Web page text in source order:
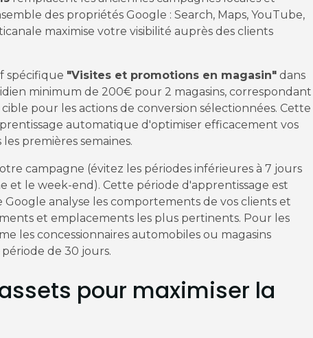
des propriétés Google : Search, Maps, YouTube,
maximise votre visibilité auprès des clients
spécifique "Visites et promotions en magasin" dans
minimum de 200€ pour 2 magasins, correspondant
pour les actions de conversion sélectionnées. Cette
automatique d'optimiser efficacement vos
premières semaines.
campagne (évitez les périodes inférieures à 7 jours
et le week-end). Cette période d'apprentissage est
analyse les comportements de vos clients et
et emplacements les plus pertinents. Pour les
les concessionnaires automobiles ou magasins
de 30 jours.
pour maximiser la